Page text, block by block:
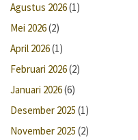
Agustus 2026(1)
Mei 2026(2)
April 2026(1)
Februari 2026(2)
Januari 2026(6)
Desember 2025 (1)
November 2025 (2)